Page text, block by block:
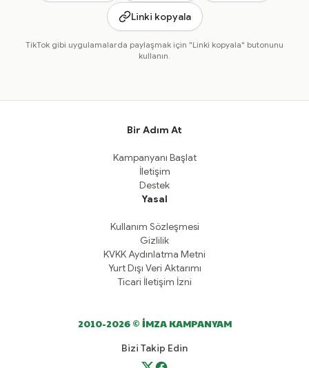
Linki kopyala
TikTok gibi uygulamalarda paylaşmak için "Linki kopyala" butonunu
kullanın.
Bir Adım At
Kampanyanı Başlat
İletişim
Destek
Yasal
Kullanım Sözleşmesi
Gizlilik
KVKK Aydınlatma Metni
Yurt Dışı Veri Aktarımı
Ticari İletişim İzni
2010-2026 © İMZA KAMPANYAM
Bizi Takip Edin